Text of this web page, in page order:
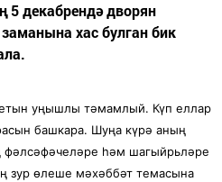
5 декабрендә дворян
хас булган бик
уңышлы тәмамлый. Күп еллар
башкара. Шуңа күрә аның
һәм шагыйрьләре
зур өлеше мәхәббәт темасына